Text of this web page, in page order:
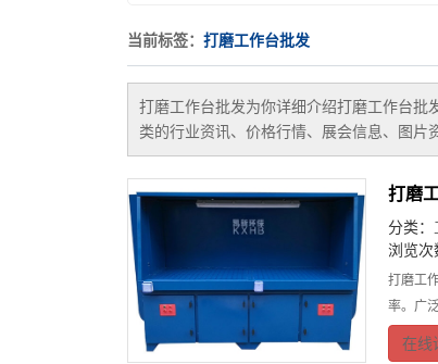
当前标签： 打磨工作台批发
打磨工作台批发为你详细介绍打磨工作台批
类的行业资讯、价格行情、展会信息、图
打磨
分类：
浏览次
打磨工
率。广
在线